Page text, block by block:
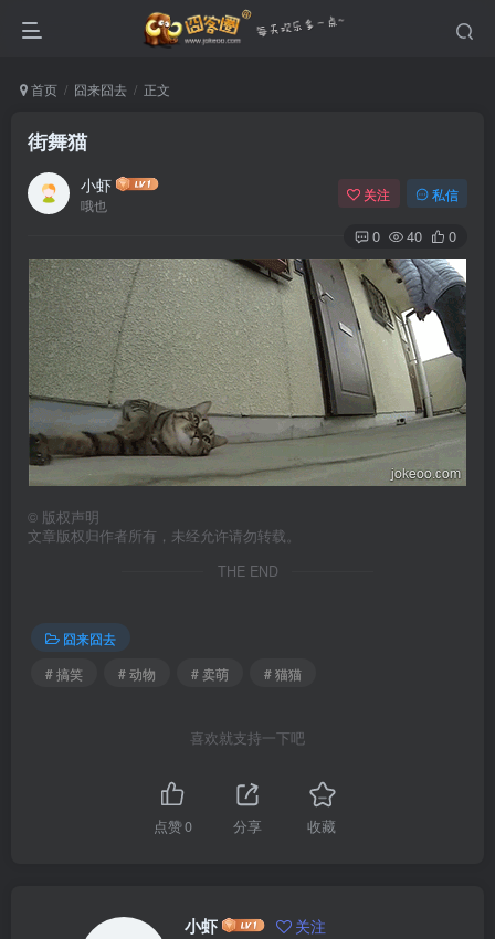
首页 囧来囧去 正文
街舞猫
小虾
哦也
关注 私信
0 40 0
© 版权声明
文章版权归作者所有，未经允许请勿转载。
THE END
囧来囧去
# 搞笑
# 动物 # 卖萌 # 猫猫
喜欢就支持一下吧
点赞0 分享 收藏
小虾 关注